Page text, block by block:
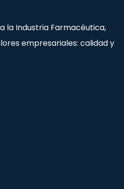
la Industria Farmacéutica,
empresariales: calidad y